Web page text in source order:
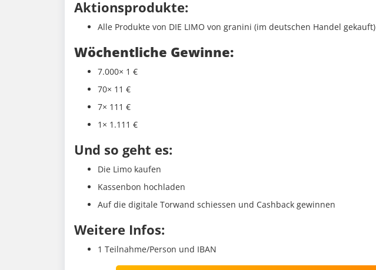
Aktionsprodukte:
Alle Produkte von DIE LIMO von granini (im deutschen Handel gekauft)
Wöchentliche Gewinne:
7.000× 1 €
70× 11 €
7× 111 €
1× 1.111 €
Und so geht es:
Die Limo kaufen
Kassenbon hochladen
Auf die digitale Torwand schiessen und Cashback gewinnen
Weitere Infos:
1 Teilnahme/Person und IBAN